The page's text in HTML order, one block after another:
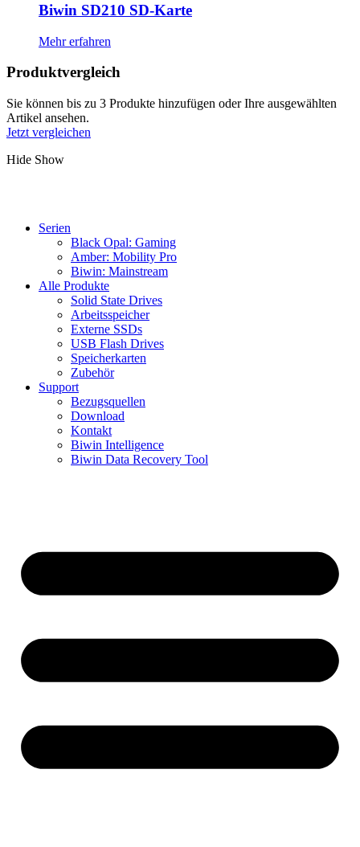
Biwin SD210 SD-Karte
Mehr erfahren
Produktvergleich
Sie können bis zu 3 Produkte hinzufügen oder Ihre ausgewählten
Artikel ansehen.
Jetzt vergleichen
Hide Show
Serien
Black Opal: Gaming
Amber: Mobility Pro
Biwin: Mainstream
Alle Produkte
Solid State Drives
Arbeitsspeicher
Externe SSDs
USB Flash Drives
Speicherkarten
Zubehör
Support
Bezugsquellen
Download
Kontakt
Biwin Intelligence
Biwin Data Recovery Tool